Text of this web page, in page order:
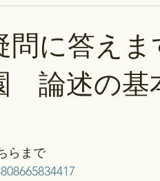
鬼滅の刃 ONEPIECE
問に答え
論述の
らまで